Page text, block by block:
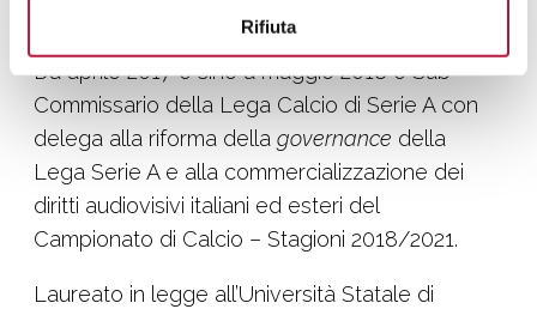
Rifiuta
dei Mondiali di Sci Alpino 2021.
Da aprile 2017 e sino a maggio 2018 è Sub-
Commissario della Lega Calcio di Serie A con
delega alla riforma dellagovernance della
Lega Serie A e alla commercializzazione dei
diritti audiovisivi italiani ed esteri del
Campionato di Calcio – Stagioni 2018/2021.
Laureato in legge all’Università Statale di